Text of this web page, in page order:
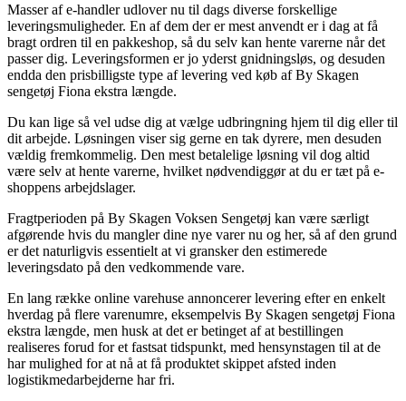
Masser af e-handler udlover nu til dags diverse forskellige
leveringsmuligheder. En af dem der er mest anvendt er i dag at få
bragt ordren til en pakkeshop, så du selv kan hente varerne når det
passer dig. Leveringsformen er jo yderst gnidningsløs, og desuden
endda den prisbilligste type af levering ved køb af By Skagen
sengetøj Fiona ekstra længde.
Du kan lige så vel udse dig at vælge udbringning hjem til dig eller til
dit arbejde. Løsningen viser sig gerne en tak dyrere, men desuden
vældig fremkommelig. Den mest betalelige løsning vil dog altid
være selv at hente varerne, hvilket nødvendiggør at du er tæt på e-
shoppens arbejdslager.
Fragtperioden på By Skagen Voksen Sengetøj kan være særligt
afgørende hvis du mangler dine nye varer nu og her, så af den grund
er det naturligvis essentielt at vi gransker den estimerede
leveringsdato på den vedkommende vare.
En lang række online varehuse annoncerer levering efter en enkelt
hverdag på flere varenumre, eksempelvis By Skagen sengetøj Fiona
ekstra længde, men husk at det er betinget af at bestillingen
realiseres forud for et fastsat tidspunkt, med hensynstagen til at de
har mulighed for at nå at få produktet skippet afsted inden
logistikmedarbejderne har fri.